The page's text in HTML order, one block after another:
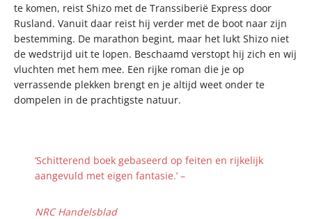
te komen, reist Shizo met de Transsiberië Express door
Rusland. Vanuit daar reist hij verder met de boot naar zijn
bestemming. De marathon begint, maar het lukt Shizo niet
de wedstrijd uit te lopen. Beschaamd verstopt hij zich en wij
vluchten met hem mee. Een rijke roman die je op
verrassende plekken brengt en je altijd weet onder te
dompelen in de prachtigste natuur.
‘Schitterend boek gebaseerd op feiten en rijkelijk
aangevuld met eigen fantasie.’ –
NRC Handelsblad